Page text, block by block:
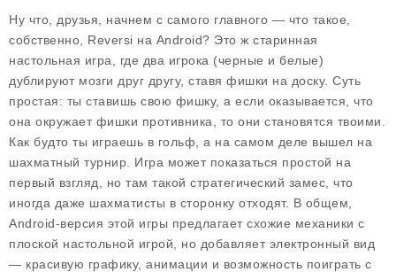
Ну что, друзья, начнем с самого главного — что такое,
собственно, Reversi на Android? Это ж старинная
настольная игра, где два игрока (черные и белые)
дублируют мозги друг другу, ставя фишки на доску. Суть
простая: ты ставишь свою фишку, а если оказывается, что
она окружает фишки противника, то они становятся твоими.
Как будто ты играешь в гольф, а на самом деле вышел на
шахматный турнир. Игра может показаться простой на
первый взгляд, но там такой стратегический замес, что
иногда даже шахматисты в сторонку отходят. В общем,
Android-версия этой игры предлагает схожие механики с
плоской настольной игрой, но добавляет электронный вид
— красивую графику, анимации и возможность поиграть с